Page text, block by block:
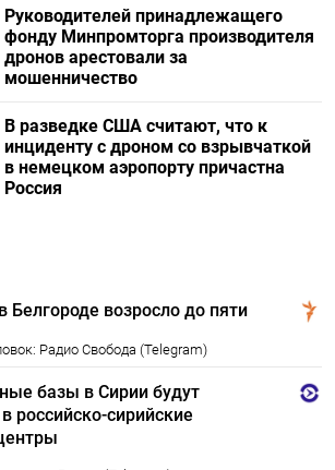
Руководителей принадлежащего
фонду Минпромторга производителя
дронов арестовали за
мошенничество
В разведке США считают, что к
инциденту с дроном со взрывчаткой
в немецком аэропорту причастна
Россия